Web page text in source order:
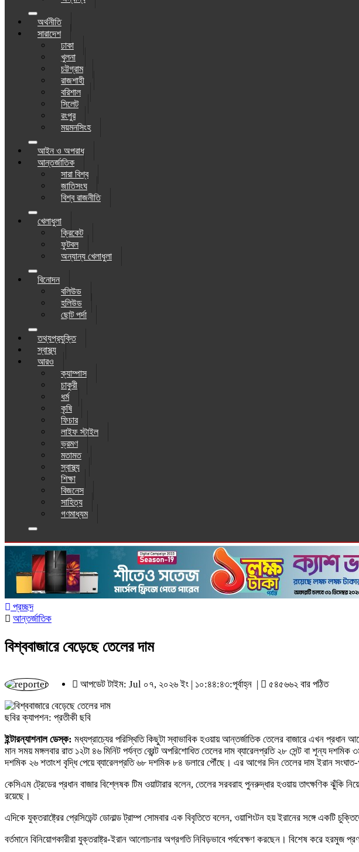
অর্থনীতি
সারাদেশ
ঢাকা
খুলনা
চট্টগ্রাম
রাজশাহী
বরিশাল
সিলেট
রংপুর
ময়মনসিংহ
আইন ও অপরাধ
আন্তর্জাতিক
সারা বিশ্ব
জাতিসংঘ
বিশ্ব রাজনীতি
খেলাধুলা
ক্রিকেট
ফুটবল
অন্যান্য খেলাধুলা
বিনোদন
বলিউড
হলিউড
ছোট পর্দা
তথ্যপ্রযুক্তি
স্বাস্থ্য
আরও
ক্যাম্পাস
চাকুরী
ধর্ম
কৃষি
ফিচার
লাইফ স্টাইল
ভ্রমণ
মতামত
স্বাস্থ্য
শিক্ষা
বিজনেস
সাহিত্য
গণমাধ্যম
প্রচ্ছদ
আন্তর্জাতিক
বিশ্ববাজারে বেড়েছে তেলের দাম
আপডেট টাইম: Jul ০৭, ২০২৬ ইং | ১০:৪৪:৪৩:পূর্বাহ্ন | ৫৪৫৬৬২ বার পঠিত
ছবির ক্যাপশন: প্রতীকী ছবি
ইন্টারন্যাশনাল ডেস্ক: মধ্যপ্রাচ্যের পরিস্থিতি কিছুটা স্বাভাবিক হওয়ায় আন্তর্জাতিক তেলের বাজারে এখন প্রধান
মান সময় মঙ্গলবার রাত ১২টা ৪৬ মিনিট পর্যন্ত ব্রেন্ট অপরিশোধিত তেলের দাম ব্যারেলপ্রতি ২৮ সেন্ট বা শূন্য
দশমিক ২৬ শতাংশ বৃদ্ধি পেয়ে ব্যারেলপ্রতি ৬৮ দশমিক ৮৪ ডলারে পৌঁছে। এর আগের দিন তেলের দাম ইরান সংঘাত-
কেসিএম ট্রেডের প্রধান বাজার বিশ্লেষক টিম ওয়াটারার বলেন, তেলের সরবরাহ পুনরুদ্ধার হওয়ায় তাৎক্ষণিক ঝুঁকি
রয়েছে।
এদিকে যুক্তরাষ্ট্রের প্রেসিডেন্ট ডোনাল্ড ট্রাম্প সোমবার এক বিবৃতিতে বলেন, ওয়াশিংটন হয় ইরানের সঙ্গে একটি
বর্তমানে বিনিয়োগকারীরা যুক্তরাষ্ট্র-ইরান আলোচনার অগ্রগতি নিবিড়ভাবে পর্যবেক্ষণ করছেন। বিশেষ করে হরমুজ